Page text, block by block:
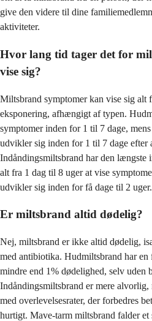
give den videre til dine
aktiviteter.
Hvor lang tid tager det for
vise sig?
Miltsbrand symptomer kan vise sig alt
eksponering, afhængigt af typen.
symptomer inden for 1 til 7 dage,
udvikler sig inden for 1 til 7 dage efter
Indåndingsmiltsbrand har den længste
alt fra 1 dag til 8 uger at vise
udvikler sig inden for få dage til 2 uger.
Er miltsbrand altid dødelig?
Nej, miltsbrand er ikke altid dødelig,
med antibiotika. Hudmiltsbrand har en
mindre end 1% dødelighed, selv uden
Indåndingsmiltsbrand er mere alvorlig,
med overlevelsesrater, der forbedres
hurtigt. Mave-tarm miltsbrand falder et